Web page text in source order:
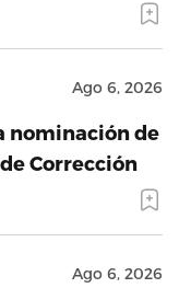
Ago 6, 2026
nominación de
Corrección
Ago 6, 2026